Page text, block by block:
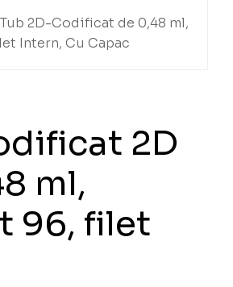
2D-Codificat de 0,48 ml,
Intern, Cu Capac
2D
ml,
96, filet